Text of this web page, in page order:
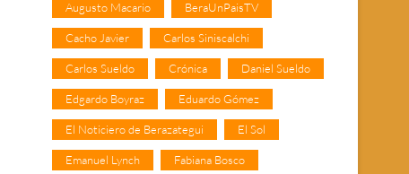
Augusto Macario BeraUnPaisTV
Cacho Javier Carlos Siniscalchi
Carlos Sueldo Crónica Daniel Sueldo
Edgardo Boyraz Eduardo Gómez
El Noticiero de Berazategui El Sol
Emanuel Lynch Fabiana Bosco